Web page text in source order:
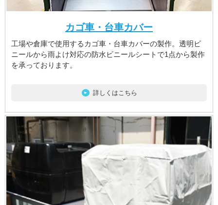
カゴ車・台車カバー
工場や倉庫で使用するカゴ車・台車カバーの製作。透明ビ
ニールから雨よけ対応の防水ビニールシートで1点から製作
を承っております。
詳しくはこちら